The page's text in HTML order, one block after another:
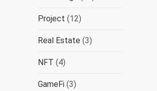
Project (12)
Real Estate (3)
NFT (4)
GameFi (3)